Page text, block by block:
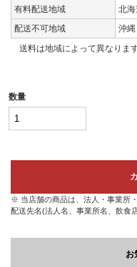
有料配送地域
北
配送不可地域
沖
送料は地域によって異なりま
数量
※ 当店舗の商品は、法人・事業所
配送先名(法人名、事業所名、飲食
お